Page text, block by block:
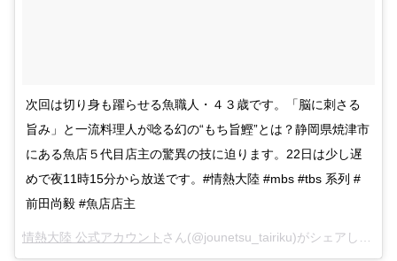
次回は切り身も躍らせる魚職人・４３歳です。「脳に刺さる
旨み」と一流料理人が唸る幻の“もち旨鰹”とは？静岡県焼津市
にある魚店５代目店主の驚異の技に迫ります。22日は少し遅
めで夜11時15分から放送です。#情熱大陸 #mbs #tbs 系列 #
前田尚毅 #魚店店主
情熱大陸 公式アカウント さん(@jounetsu_tairiku)がシェアした投稿 –